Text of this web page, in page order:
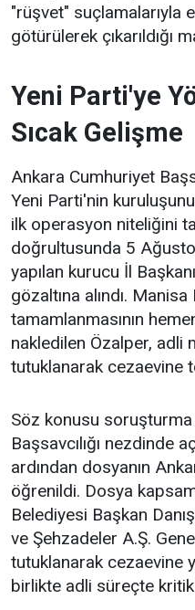
"rüşvet" suçlamalarıyla
götürülerek çıkarıldığı
Yeni Parti'ye
Sıcak Gelişme
Ankara Cumhuriyet
Yeni Parti'nin
ilk operasyon niteliğini
doğrultusunda 5
yapılan kurucu İl
gözaltına alındı.
tamamlanmasının
nakledilen Özalper, adli
tutuklanarak cezaevine
Söz konusu soruşturma
Başsavcılığı nezdinde
ardından dosyanın
öğrenildi. Dosya
Belediyesi Başkan
ve Şehzadeler A.Ş.
tutuklanarak cezaevine
birlikte adli süreçte